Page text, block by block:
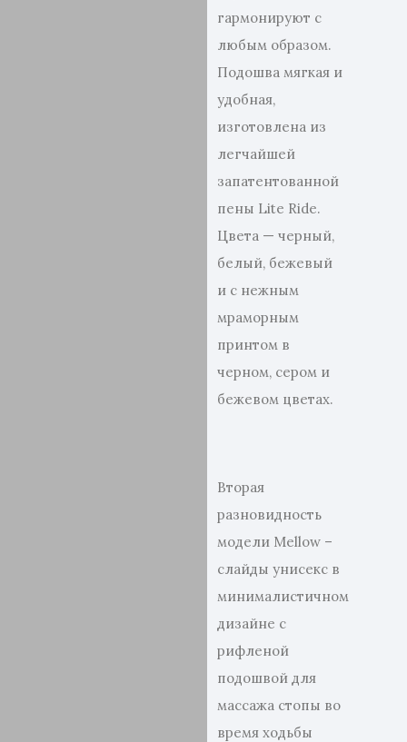
гармонируют с
любым образом.
Подошва мягкая и
удобная,
изготовлена из
легчайшей
запатентованной
пены Lite Ride.
Цвета — черный,
белый, бежевый
и с нежным
мраморным
принтом в
черном, сером и
бежевом цветах.
Вторая
разновидность
модели Mellow –
слайды унисекс в
минималистичном
дизайне с
рифленой
подошвой для
массажа стопы во
время ходьбы